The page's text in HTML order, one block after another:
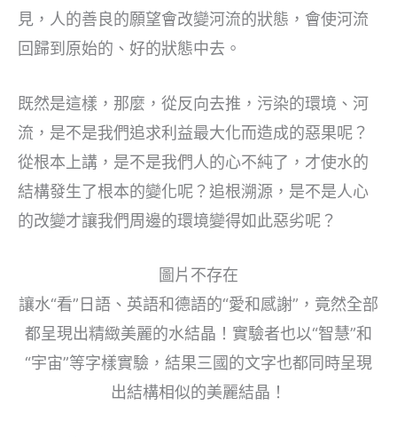
見，人的善良的願望會改變河流的狀態，會使河流
回歸到原始的、好的狀態中去。
既然是這樣，那麼，從反向去推，污染的環境、河
流，是不是我們追求利益最大化而造成的惡果呢？
從根本上講，是不是我們人的心不純了，才使水的
結構發生了根本的變化呢？追根溯源，是不是人心
的改變才讓我們周邊的環境變得如此惡劣呢？
圖片不存在
讓水“看”日語、英語和德語的“愛和感謝”，竟然全部
都呈現出精緻美麗的水結晶！實驗者也以“智慧”和
“宇宙”等字樣實驗，結果三國的文字也都同時呈現
出結構相似的美麗結晶！